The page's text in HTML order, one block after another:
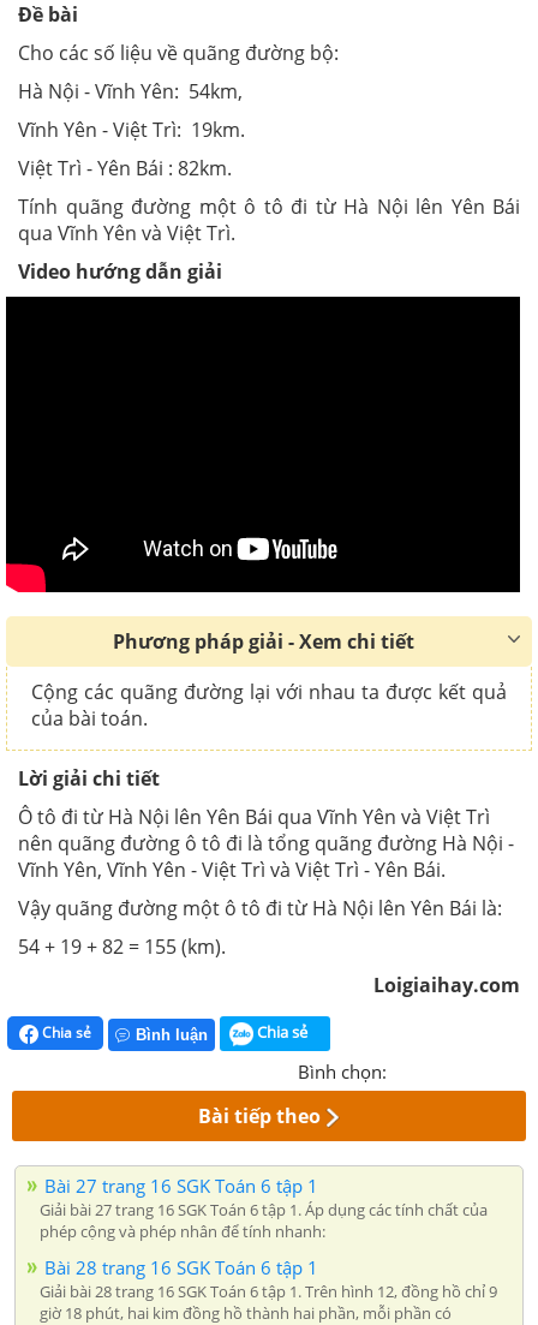
Đề bài
Cho các số liệu về quãng đường bộ:
Hà Nội - Vĩnh Yên: 54km,
Vĩnh Yên - Việt Trì: 19km.
Việt Trì - Yên Bái : 82km.
Tính quãng đường một ô tô đi từ Hà Nội lên Yên Bái
qua Vĩnh Yên và Việt Trì.
Video hướng dẫn giải
Phương pháp giải - Xem chi tiết
Cộng các quãng đường lại với nhau ta được kết quả
của bài toán.
Lời giải chi tiết
Ô tô đi từ Hà Nội lên Yên Bái qua Vĩnh Yên và Việt Trì
nên quãng đường ô tô đi là tổng quãng đường Hà Nội -
Vĩnh Yên, Vĩnh Yên - Việt Trì và Việt Trì - Yên Bái.
Vậy quãng đường một ô tô đi từ Hà Nội lên Yên Bái là:
54 + 19 + 82 = 155 (km).
Loigiaihay.com
Chia sẻ Bình luận Chia sẻ
Bình chọn:
Bài tiếp theo
Bài 27 trang 16 SGK Toán 6 tập 1
Giải bài 27 trang 16 SGK Toán 6 tập 1. Áp dụng các tính chất của
phép cộng và phép nhân để tính nhanh:
Bài 28 trang 16 SGK Toán 6 tập 1
Giải bài 28 trang 16 SGK Toán 6 tập 1. Trên hình 12, đồng hồ chỉ 9
giờ 18 phút, hai kim đồng hồ thành hai phần, mỗi phần có